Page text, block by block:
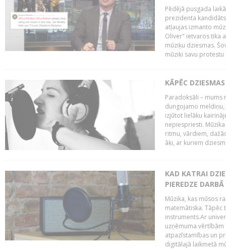
Pēdējā pusgada
prezidenta
atļaujas izmanto
Oliver" ietvaros tika
mūziķu dziesmas.
mūziķi savu
KĀPĒC
Paradoksāli – mums
dungojamo
izjūtot lielāku
nepiespriesti.
ritmu, vārdiem,
āķi, ar kuriem
KAD KATRAI
PIEREDZE
Mūzika, kas mūsos
matemātiska. Tāpēc
instruments.Ar
uzņēmuma
atpazīstamības un
digitālajā laikmetā